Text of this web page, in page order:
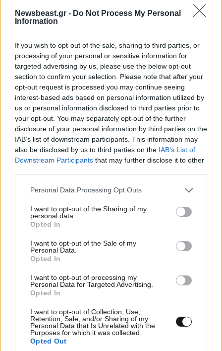
Newsbeast.gr - Do Not Process My Personal
Information
If you wish to opt-out of the sale, sharing to third parties, or
processing of your personal or sensitive information for
targeted advertising by us, please use the below opt-out
section to confirm your selection. Please note that after your
opt-out request is processed you may continue seeing
interest-based ads based on personal information utilized by
us or personal information disclosed to third parties prior to
your opt-out. You may separately opt-out of the further
disclosure of your personal information by third parties on the
IAB’s list of downstream participants. This information may
also be disclosed by us to third parties on the IAB’s List of
Downstream Participants that may further disclose it to other
Please note that this website/app uses one or more Google
not limited to your visit or usage behaviour. You may click to
grant or deny consent to Google and its third-party tags to
use your data for below specified purposes in below Google
consent section.
Personal Data Processing Opt Outs
I want to opt-out of the Sharing of my
personal data.
Opted In
I want to opt-out of the Sale of my
Personal Data.
Opted In
I want to opt-out of processing my
Personal Data for Targeted Advertising.
Opted In
I want to opt-out of Collection, Use,
Retention, Sale, and/or Sharing of my
Personal Data that Is Unrelated with the
Purposes for which it was collected.
Opted Out
φωτιά μπορεί να καίει υπόγεια για μήνες»
Ακολουθήστε το NEWSBEAST
Google News
και μάθετε πρώτοι όλες τις ειδήσεις
ΣΧΌΛΙΑ ΑΝΑΓΝΩΣΤΏΝ
ΠΡΟΣΘΕΣΤΕ ΤΟ ΣΧΟΛΙΟ ΣΑΣ